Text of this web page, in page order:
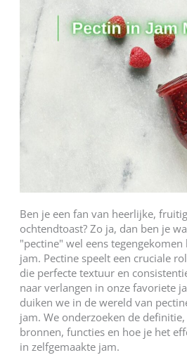
Ben je een fan van heerlijke,
ochtendtoast? Zo ja, dan ben je
"pectine" wel eens
jam. Pectine speelt een cruciale
die perfecte textuur en
naar verlangen in onze favoriete
duiken we in de wereld van
jam. We onderzoeken de
bronnen, functies en hoe je het
in zelfgemaakte jam.